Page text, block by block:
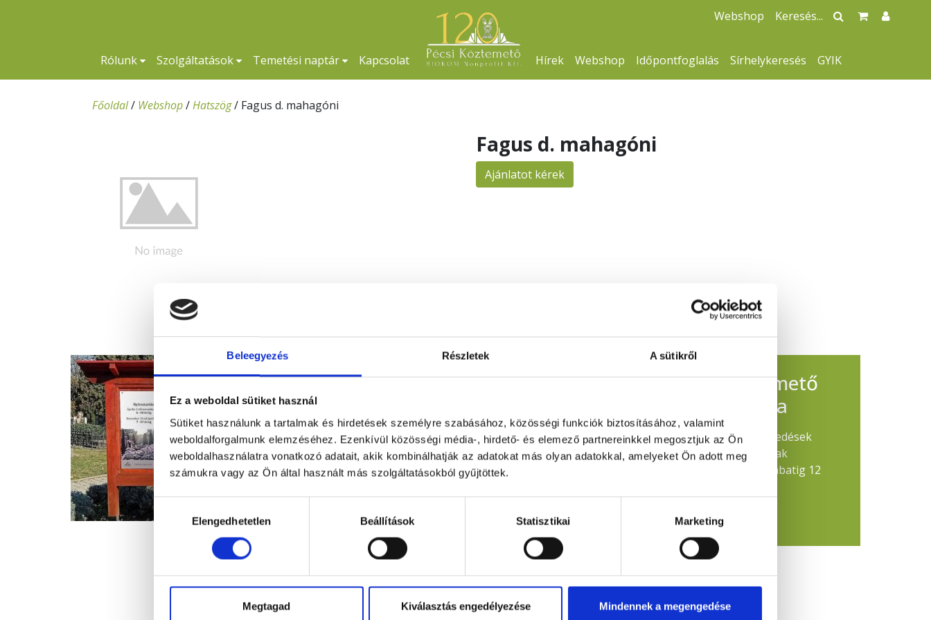
Beleegyezés Részletek A sütikről
Ez a weboldal sütiket használ
Sütiket használunk a tartalmak és hirdetések személyre szabásához, közösségi funkciók biztosításához, valamint
weboldalforgalmunk elemzéséhez. Ezenkívül közösségi média-, hirdető- és elemező partnereinkkel megosztjuk az Ön
weboldalhasználatra vonatkozó adatait, akik kombinálhatják az adatokat más olyan adatokkal, amelyeket Ön adott meg
számukra vagy az Ön által használt más szolgáltatásokból gyűjtöttek.
Hozzájárulás
kiválasztásaElengedhetetlen Beállítások Statisztikai Marketing
Megtagad Kiválasztás engedélyezése Mindennek a megengedése
Rólunk Szolgáltatások Temetési naptár Kapcsolat Hírek Webshop Időpontfoglalás Sírhelykeresés GYIK
Webshop
Főoldal/ Webshop/Hatszög/ Fagus d. mahagóni
Fagus d. mahagóni
Ajánlatot kérek
Figyelem! Módosul a Pécsi Köztemető
ügyfélszolgálatának nyitvatartása
A tartós hőhullám miatt bevezetett takarékossági intézkedések
részeként módosul a Pécsi Köztemető ügyfélszolgálatának
nyitvatartása: 2026. augusztus 3–8. között, hétfőtől szombatig 12
Tovább